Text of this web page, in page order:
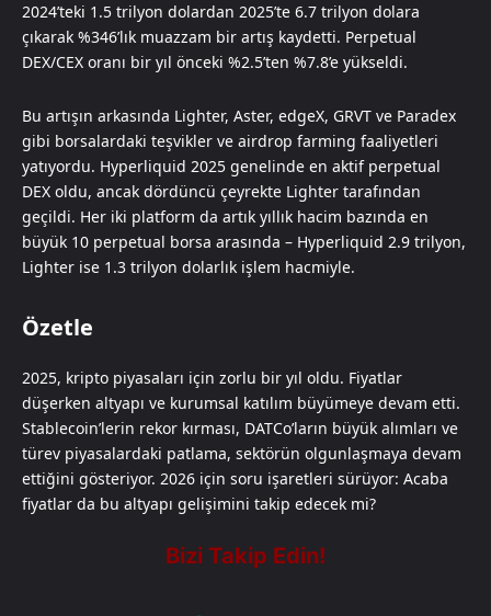
2024’teki 1.5 trilyon dolardan 2025’te 6.7 trilyon dolara
çıkarak %346’lık muazzam bir artış kaydetti. Perpetual
DEX/CEX oranı bir yıl önceki %2.5’ten %7.8’e yükseldi.
Bu artışın arkasında Lighter, Aster, edgeX, GRVT ve Paradex
gibi borsalardaki teşvikler ve airdrop farming faaliyetleri
yatıyordu. Hyperliquid 2025 genelinde en aktif perpetual
DEX oldu, ancak dördüncü çeyrekte Lighter tarafından
geçildi. Her iki platform da artık yıllık hacim bazında en
büyük 10 perpetual borsa arasında – Hyperliquid 2.9 trilyon,
Lighter ise 1.3 trilyon dolarlık işlem hacmiyle.
Özetle
2025, kripto piyasaları için zorlu bir yıl oldu. Fiyatlar
düşerken altyapı ve kurumsal katılım büyümeye devam etti.
Stablecoin’lerin rekor kırması, DATCo’ların büyük alımları ve
türev piyasalardaki patlama, sektörün olgunlaşmaya devam
ettiğini gösteriyor. 2026 için soru işaretleri sürüyor: Acaba
fiyatlar da bu altyapı gelişimini takip edecek mi?